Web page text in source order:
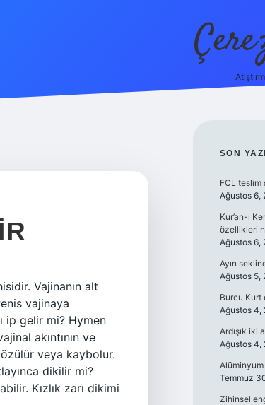
Vajinanın alt
vajinaya
ip gelir mi? Hymen
akıntının ve
veya kaybolur.
dikilir mi?
Kızlık zarı dikimi
SON
FCL teslim
Ağustos 6,
Kur’an-ı
özellikleri
Ağustos 6,
Ayın
Ağustos 5,
Burcu Kurt
Ağustos 4,
Ardışık iki
Ağustos 4,
Alüminyum
Temmuz
Zihinsel